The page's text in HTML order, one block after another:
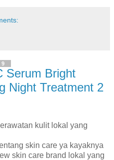
Serum Bright
Night Treatment 2
kulit lokal yang
skin care ya kayaknya
skin care brand lokal yang